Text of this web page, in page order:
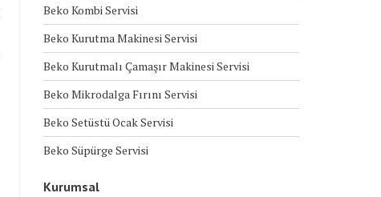
Beko Kombi Servisi
Beko Kurutma Makinesi Servisi
Beko Kurutmalı Çamaşır Makinesi Servisi
Beko Mikrodalga Fırını Servisi
Beko Setüstü Ocak Servisi
Beko Süpürge Servisi
Kurumsal